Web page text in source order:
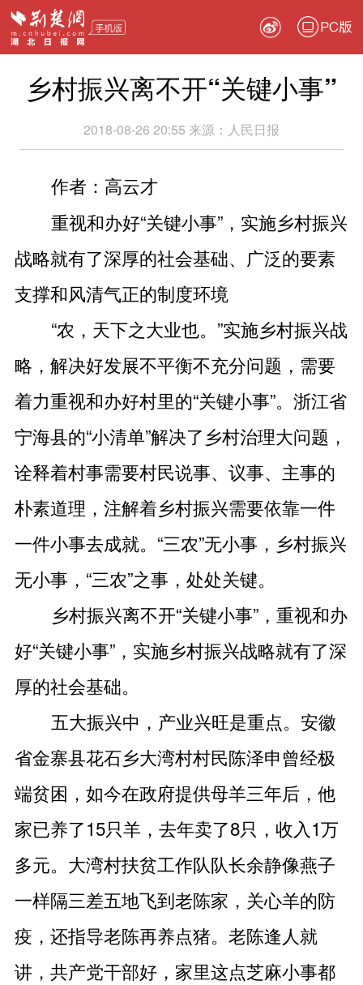
PC版
乡村振兴离不开“关键小事”
2018-08-26 20:55 来源： 人民日报
作者：高云才
重视和办好“关键小事”，实施乡村振兴
战略就有了深厚的社会基础、广泛的要素
支撑和风清气正的制度环境
“农，天下之大业也。”实施乡村振兴战
略，解决好发展不平衡不充分问题，需要
着力重视和办好村里的“关键小事”。浙江省
宁海县的“小清单”解决了乡村治理大问题，
诠释着村事需要村民说事、议事、主事的
朴素道理，注解着乡村振兴需要依靠一件
一件小事去成就。“三农”无小事，乡村振兴
无小事，“三农”之事，处处关键。
乡村振兴离不开“关键小事”，重视和办
好“关键小事”，实施乡村振兴战略就有了深
厚的社会基础。
五大振兴中，产业兴旺是重点。安徽
省金寨县花石乡大湾村村民陈泽申曾经极
端贫困，如今在政府提供母羊三年后，他
家已养了15只羊，去年卖了8只，收入1万
多元。大湾村扶贫工作队队长余静像燕子
一样隔三差五地飞到老陈家，关心羊的防
疫，还指导老陈再养点猪。老陈逢人就
讲，共产党干部好，家里这点芝麻小事都